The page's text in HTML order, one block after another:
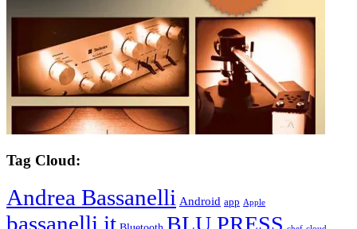
Tag Cloud:
Andrea Bassanelli Android app Apple
bassanelli.it BLU PRESS